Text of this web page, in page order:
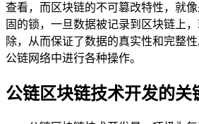
查看，而区块链的不可篡改特性，就
固的锁，一旦数据被记录到区块链上
除，从而保证了数据的真实性和完整
公链网络中进行各种操作。
公链区块链技术开发的关